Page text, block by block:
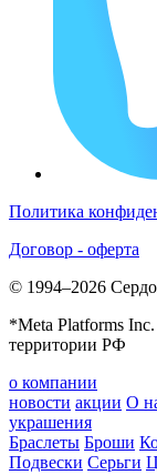
Политика
Договор - оферта
© 1994–2026
*Meta Platforms
территории РФ
о компании
новости акции О
украшения
Браслеты Броши
Подвески Серьги